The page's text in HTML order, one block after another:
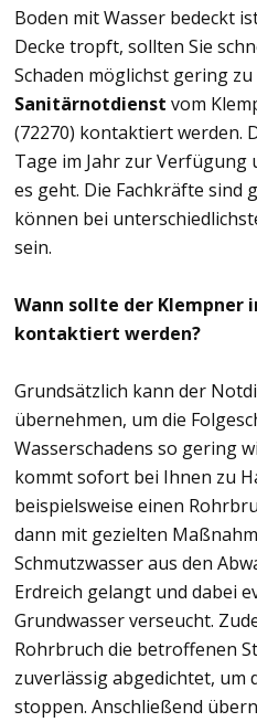
Boden mit Wasser bedeckt
Decke tropft, sollten Sie
Schaden möglichst gering
Sanitärnotdienst vom
(72270) kontaktiert werden.
Tage im Jahr zur Verfügung
es geht. Die Fachkräfte sind
können bei
sein.
Wann sollte der Klempner
kontaktiert werden?
Grundsätzlich kann der
übernehmen, um die
Wasserschadens so gering
kommt sofort bei Ihnen zu
beispielsweise einen
dann mit gezielten
Schmutzwasser aus den
Erdreich gelangt und dabei
Grundwasser verseucht.
Rohrbruch die betroffenen
zuverlässig abgedichtet, um
stoppen. Anschließend